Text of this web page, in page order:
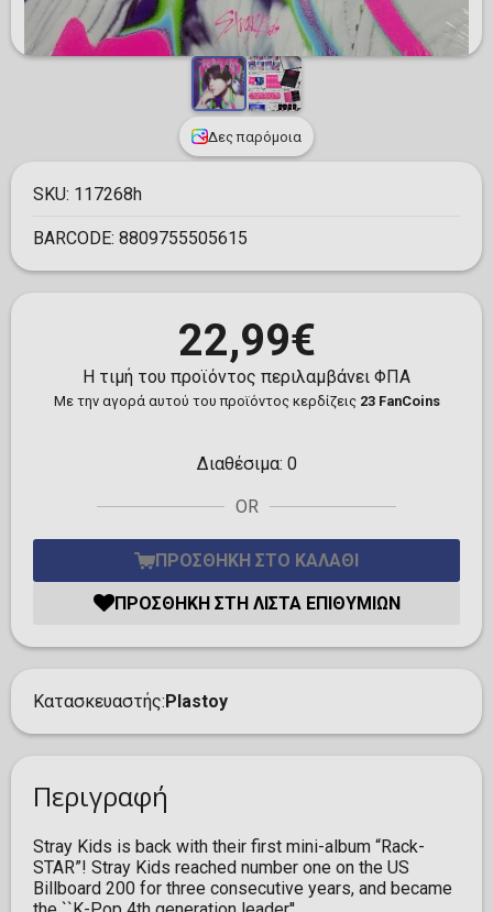
Δες παρόμοια
SKU: 117268h
BARCODE: 8809755505615
22,99€
Η τιμή του προϊόντος περιλαμβάνει ΦΠΑ
Με την αγορά αυτού του προϊόντος κερδίζεις 23 FanCoins
Διαθέσιμα: 0
OR
ΠΡΟΣΘΉΚΗ ΣΤΟ ΚΑΛΆΘΙ
ΠΡΟΣΘΉΚΗ ΣΤΗ ΛΊΣΤΑ ΕΠΙΘΥΜΙΏΝ
Κατασκευαστής Plastoy
Περιγραφή
Stray Kids is back with their first mini-album “Rack-
STAR”! Stray Kids reached number one on the US
Billboard 200 for three consecutive years, and became